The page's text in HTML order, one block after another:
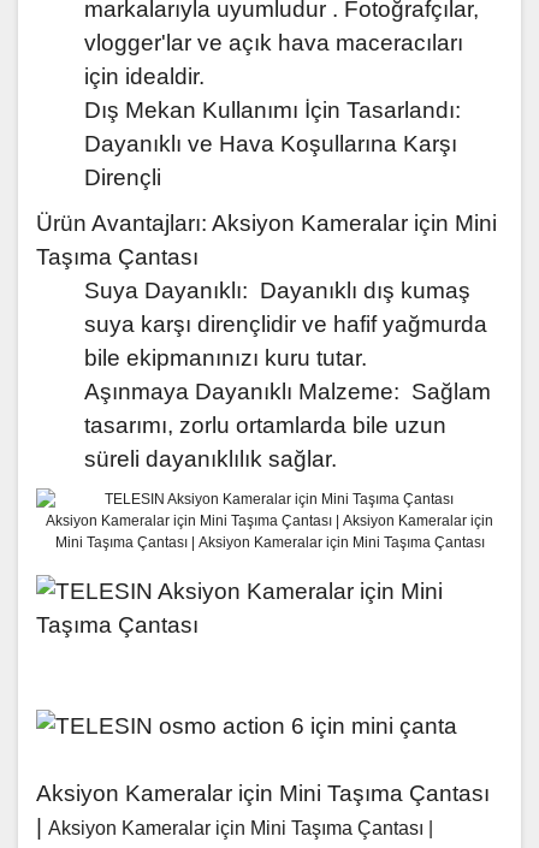
markalarıyla uyumludur . Fotoğrafçılar,
vlogger'lar ve açık hava maceracıları
için idealdir.
Dış Mekan Kullanımı İçin Tasarlandı:
Dayanıklı ve Hava Koşullarına Karşı
Dirençli
Ürün Avantajları: Aksiyon Kameralar için Mini
Taşıma Çantası
Suya Dayanıklı: Dayanıklı dış kumaş
suya karşı dirençlidir ve hafif yağmurda
bile ekipmanınızı kuru tutar.
Aşınmaya Dayanıklı Malzeme: Sağlam
tasarımı, zorlu ortamlarda bile uzun
süreli dayanıklılık sağlar.
Aksiyon Kameralar için Mini Taşıma Çantası | Aksiyon Kameralar için
Mini Taşıma Çantası | Aksiyon Kameralar için Mini Taşıma Çantası
Aksiyon Kameralar için Mini Taşıma Çantası
Aksiyon Kameralar için Mini Taşıma Çantası |